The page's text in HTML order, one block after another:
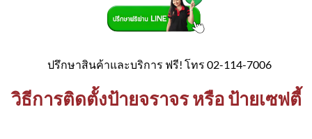
ปรึกษาสินค้าและบริการ ฟรี! โทร 02-114-7006
วิธีการติดตั้งป้ายจราจร หรือ ป้ายเซฟตี้